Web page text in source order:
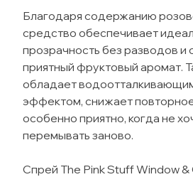
Благодаря содержанию
средство обеспечивает
прозрачность без разводов и
приятный фруктовый аромат.
обладает
эффектом, снижает
особенно приятно, когда не
перемывать заново.
Спрей The Pink Stuff Window